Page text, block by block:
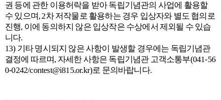
권 등에 관한 이용허락을 받아 독립기념관의 사업에 활용할
수 있으며, 2차 저작물로 활용하는 경우 입상자와 별도 협의로
진행, 이에 동의하지 않은 입상작은 수상에서 제외될 수 있습
니다.
13) 기타 명시되지 않은 사항이 발생할 경우에는 독립기념관
결정에 따르며, 자세한 사항은 독립기념관 고객소통부(041-56
0-0242/contest@i815.or.kr)로 문의바랍니다.